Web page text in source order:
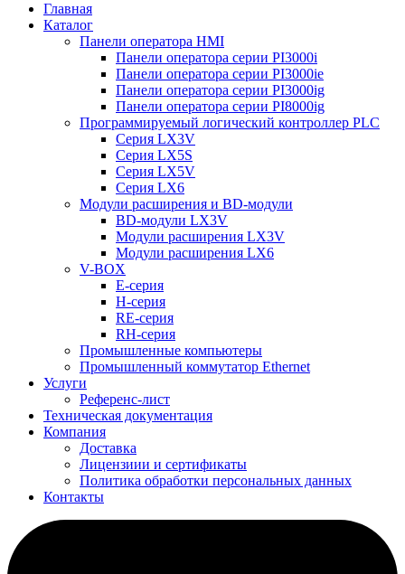
Главная
Каталог
Панели оператора HMI
Панели оператора серии PI3000i
Панели оператора серии PI3000ie
Панели оператора серии PI3000ig
Панели оператора серии PI8000ig
Программируемый логический контроллер PLC
Серия LX3V
Серия LX5S
Серия LX5V
Серия LX6
Модули расширения и BD-модули
BD-модули LX3V
Модули расширения LX3V
Модули расширения LX6
V-BOX
E-серия
H-серия
RE-серия
RH-серия
Промышленные компьютеры
Промышленный коммутатор Ethernet
Услуги
Референс-лист
Техническая документация
Компания
Доставка
Лицензиии и сертификаты
Политика обработки персональных данных
Контакты